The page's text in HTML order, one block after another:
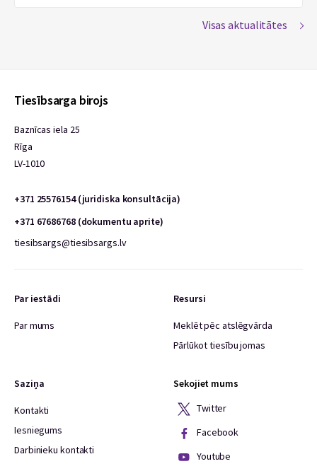
Visas aktualitātes
Tiesībsarga birojs
Baznīcas iela 25
Rīga
LV-1010
+371 25576154 (juridiska konsultācija)
+371 67686768 (dokumentu aprite)
tiesibsargs@tiesibsargs.lv
Par iestādi
Par mums
Resursi
Meklēt pēc atslēgvārda
Pārlūkot tiesību jomas
Saziņa
Kontakti
Iesniegums
Darbinieku kontakti
Sekojiet mums
Twitter
Facebook
Youtube